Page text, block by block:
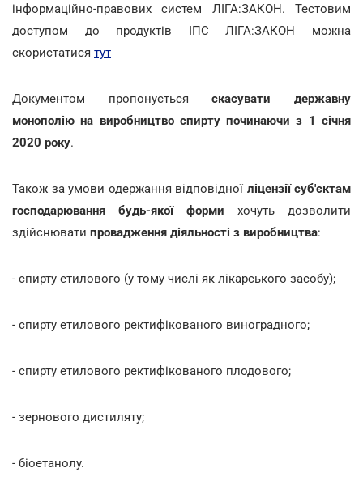
інформаційно-правових систем ЛІГА:ЗАКОН. Тестовим
доступом до продуктів ІПС ЛІГА:ЗАКОН можна
скористатися тут
Документом пропонуєтьсяскасувати державну
монополію на виробництво спирту починаючи з 1 січня
2020 року.
Також за умови одержання відповідної ліцензії суб'єктам
господарювання будь-якої форми хочуть дозволити
здійснювати провадження діяльності з виробництва:
- спирту етилового (у тому числі як лікарського засобу);
- спирту етилового ректифікованого виноградного;
- спирту етилового ректифікованого плодового;
- зернового дистиляту;
- біоетанолу.